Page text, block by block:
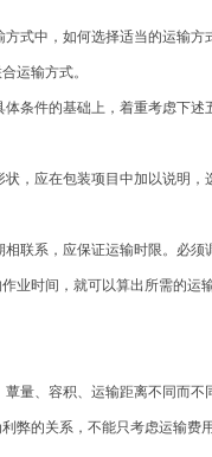
式中，如何选择适当的运输
运输方式。
条件的基础上，着重考虑下述
，应在包装项目中加以说明，
联系，应保证运输时限。必须
业时间，就可以算出所需的
量、容积、运输距离不同而不
弊的关系，不能只考虑运输费